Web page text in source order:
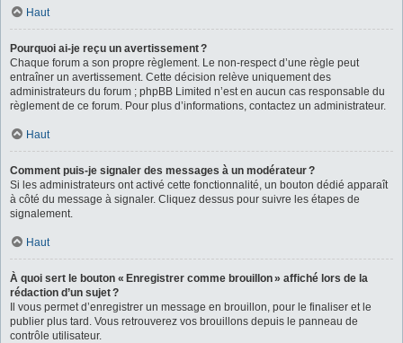
Haut
Pourquoi ai-je reçu un avertissement ?
Chaque forum a son propre règlement. Le non-respect d’une règle peut
entraîner un avertissement. Cette décision relève uniquement des
administrateurs du forum ; phpBB Limited n’est en aucun cas responsable du
règlement de ce forum. Pour plus d’informations, contactez un administrateur.
Haut
Comment puis-je signaler des messages à un modérateur ?
Si les administrateurs ont activé cette fonctionnalité, un bouton dédié apparaît
à côté du message à signaler. Cliquez dessus pour suivre les étapes de
signalement.
Haut
À quoi sert le bouton « Enregistrer comme brouillon » affiché lors de la
rédaction d’un sujet ?
Il vous permet d’enregistrer un message en brouillon, pour le finaliser et le
publier plus tard. Vous retrouverez vos brouillons depuis le panneau de
contrôle utilisateur.